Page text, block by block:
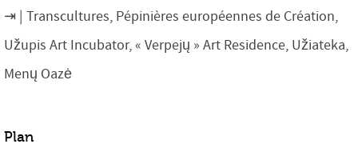
Transcultures, Pépinières européennes de Création,
Užupis Art Incubator, « Verpejų » Art Residence, Užiateka,
Menų Oazė
Plan